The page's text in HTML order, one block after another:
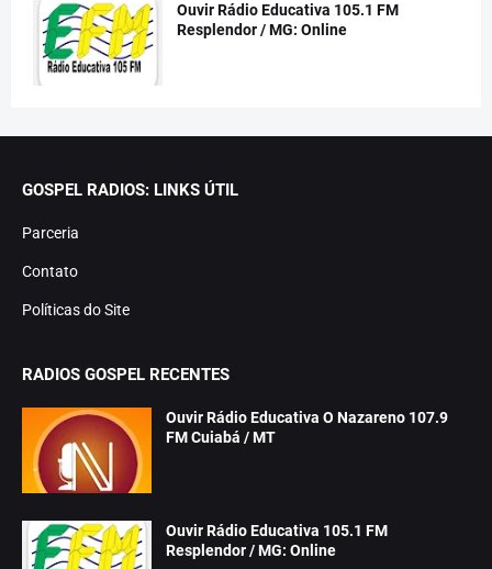
Ouvir Rádio Educativa 105.1 FM
Resplendor / MG: Online
GOSPEL RADIOS: LINKS ÚTIL
Parceria
Contato
Políticas do Site
RADIOS GOSPEL RECENTES
Ouvir Rádio Educativa O Nazareno 107.9
FM Cuiabá / MT
Ouvir Rádio Educativa 105.1 FM
Resplendor / MG: Online